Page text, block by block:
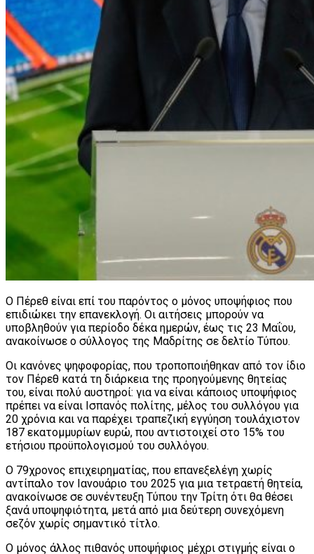
Ο Πέρεθ είναι επί του παρόντος ο μόνος υποψήφιος που
επιδιώκει την επανεκλογή. Οι αιτήσεις μπορούν να
υποβληθούν για περίοδο δέκα ημερών, έως τις 23 Μαΐου,
ανακοίνωσε ο σύλλογος της Μαδρίτης σε δελτίο Τύπου.
Οι κανόνες ψηφοφορίας, που τροποποιήθηκαν από τον ίδιο
τον Πέρεθ κατά τη διάρκεια της προηγούμενης θητείας
του, είναι πολύ αυστηροί: για να είναι κάποιος υποψήφιος
πρέπει να είναι Ισπανός πολίτης, μέλος του συλλόγου για
20 χρόνια και να παρέχει τραπεζική εγγύηση τουλάχιστον
187 εκατομμυρίων ευρώ, που αντιστοιχεί στο 15% του
ετήσιου προϋπολογισμού του συλλόγου.
Ο 79χρονος επιχειρηματίας, που επανεξελέγη χωρίς
αντίπαλο τον Ιανουάριο του 2025 για μια τετραετή θητεία,
ανακοίνωσε σε συνέντευξη Τύπου την Τρίτη ότι θα θέσει
ξανά υποψηφιότητα, μετά από μια δεύτερη συνεχόμενη
σεζόν χωρίς σημαντικό τίτλο.
Ο μόνος άλλος πιθανός υποψήφιος μέχρι στιγμής είναι ο